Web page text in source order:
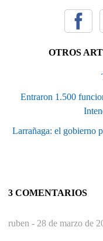
OTROS
Entraron 1.500
Larrañaga: el gobierno
3 COMENTARIOS
ruben - 28 de marzo de